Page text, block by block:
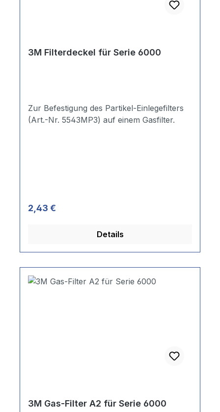
3M Filterdeckel für Serie 6000
Zur Befestigung des Partikel-Einlegefilters
Regulärer Preis:
2,43 €
Details
3M Gas-Filter A2 für Serie 6000